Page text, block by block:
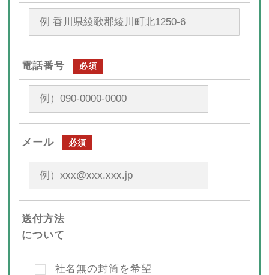
電話番号 必須
メール 必須
送付方法
について
社名無の封筒を希望